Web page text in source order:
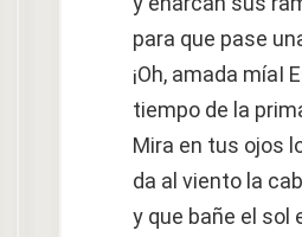
para que pase
¡Oh, amada míaI
tiempo de la
Mira en tus ojos
da al viento la
y que bañe el sol